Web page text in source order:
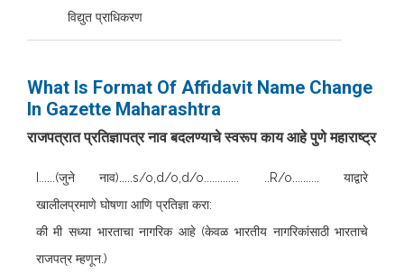
विद्युत प्राधिकरण
What Is Format Of Affidavit Name Change
In Gazette Maharashtra
राजपत्रात प्रतिज्ञापत्र नाव बदलण्याचे स्वरूप काय आहे पुणे महाराष्ट्र
I......(जुने नाव).....s/o,d/o,d/o............. ..R/o.......... याद्वारे
खालीलप्रमाणे घोषणा आणि प्रतिज्ञा करा:
की मी सध्या भारताचा नागरिक आहे (केवळ भारतीय नागरिकांसाठी भारताचे
राजपत्र म्हणून.)